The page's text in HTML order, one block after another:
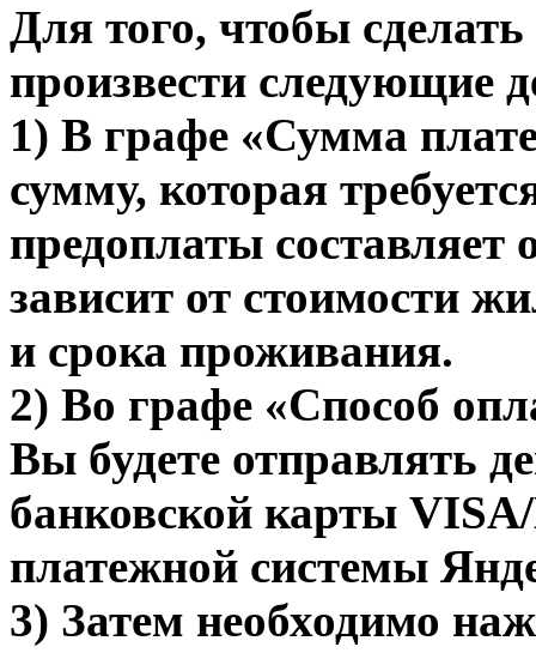
Для того, чтобы
произвести следующие
1) В графе «Сумма
сумму, которая
предоплаты составляет
зависит от стоимости
и срока проживания.
2) Во графе «Способ
Вы будете отправлять
банковской карты
платежной системы
3) Затем необходимо